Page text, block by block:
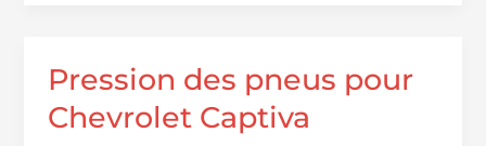
incontournables
dominer
Pression des pneus pour
Chevrolet Captiva